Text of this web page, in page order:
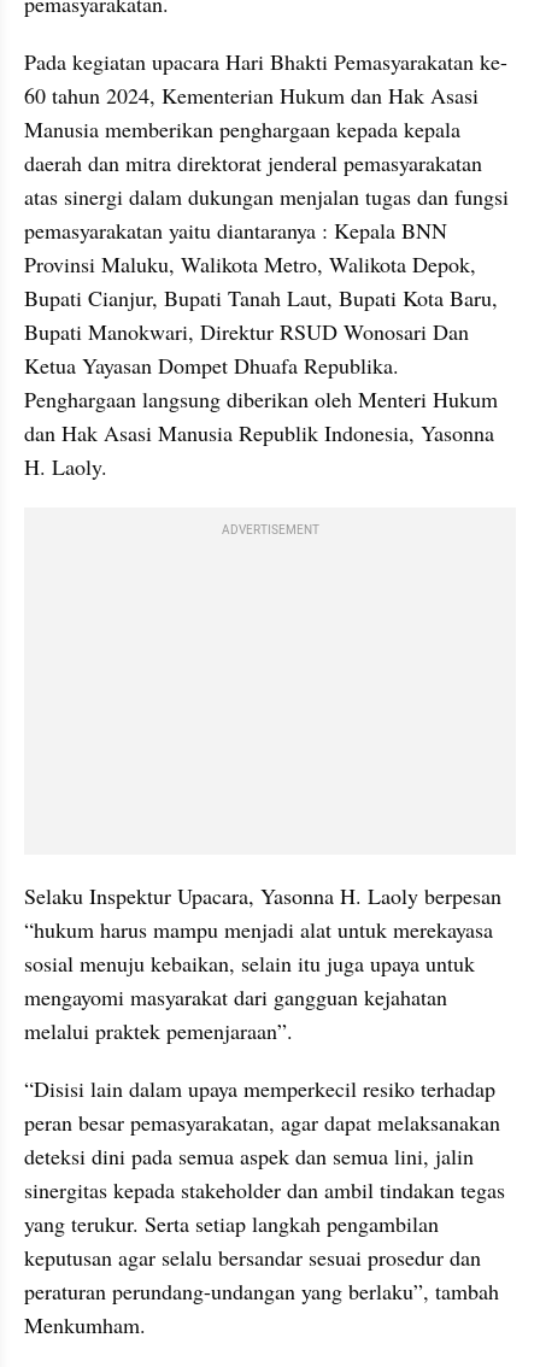
Pada kegiatan upacara Hari Bhakti Pemasyarakatan ke-
60 tahun 2024, Kementerian Hukum dan Hak Asasi
Manusia memberikan penghargaan kepada kepala
daerah dan mitra direktorat jenderal pemasyarakatan
atas sinergi dalam dukungan menjalan tugas dan fungsi
pemasyarakatan yaitu diantaranya : Kepala BNN
Provinsi Maluku, Walikota Metro, Walikota Depok,
Bupati Cianjur, Bupati Tanah Laut, Bupati Kota Baru,
Bupati Manokwari, Direktur RSUD Wonosari Dan
Ketua Yayasan Dompet Dhuafa Republika.
Penghargaan langsung diberikan oleh Menteri Hukum
dan Hak Asasi Manusia Republik Indonesia, Yasonna
H. Laoly.
ADVERTISEMENT
Selaku Inspektur Upacara, Yasonna H. Laoly berpesan
“hukum harus mampu menjadi alat untuk merekayasa
sosial menuju kebaikan, selain itu juga upaya untuk
mengayomi masyarakat dari gangguan kejahatan
melalui praktek pemenjaraan”.
“Disisi lain dalam upaya memperkecil resiko terhadap
peran besar pemasyarakatan, agar dapat melaksanakan
deteksi dini pada semua aspek dan semua lini, jalin
sinergitas kepada stakeholder dan ambil tindakan tegas
yang terukur. Serta setiap langkah pengambilan
keputusan agar selalu bersandar sesuai prosedur dan
peraturan perundang-undangan yang berlaku”, tambah
Menkumham.